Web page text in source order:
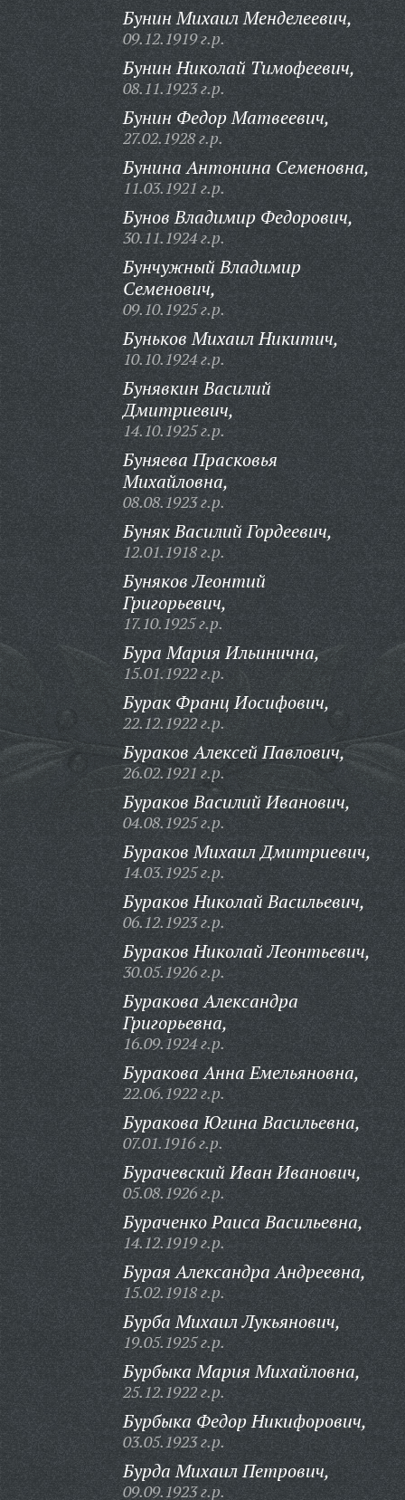
Бунин Михаил Менделеевич,
09.12.1919 г.р.
Бунин Николай Тимофеевич,
08.11.1923 г.р.
Бунин Федор Матвеевич,
27.02.1928 г.р.
Бунина Антонина Семеновна,
11.03.1921 г.р.
Бунов Владимир Федорович,
30.11.1924 г.р.
Бунчужный Владимир
Семенович,
09.10.1925 г.р.
Буньков Михаил Никитич,
10.10.1924 г.р.
Бунявкин Василий
Дмитриевич,
14.10.1925 г.р.
Буняева Прасковья
Михайловна,
08.08.1923 г.р.
Буняк Василий Гордеевич,
12.01.1918 г.р.
Буняков Леонтий
Григорьевич,
17.10.1925 г.р.
Бура Мария Ильинична,
15.01.1922 г.р.
Бурак Франц Иосифович,
22.12.1922 г.р.
Бураков Алексей Павлович,
26.02.1921 г.р.
Бураков Василий Иванович,
04.08.1925 г.р.
Бураков Михаил Дмитриевич,
14.03.1925 г.р.
Бураков Николай Васильевич,
06.12.1923 г.р.
Бураков Николай Леонтьевич,
30.05.1926 г.р.
Буракова Александра
Григорьевна,
16.09.1924 г.р.
Буракова Анна Емельяновна,
22.06.1922 г.р.
Буракова Югина Васильевна,
07.01.1916 г.р.
Бурачевский Иван Иванович,
05.08.1926 г.р.
Бураченко Раиса Васильевна,
14.12.1919 г.р.
Бурая Александра Андреевна,
15.02.1918 г.р.
Бурба Михаил Лукьянович,
19.05.1925 г.р.
Бурбыка Мария Михайловна,
25.12.1922 г.р.
Бурбыка Федор Никифорович,
03.05.1923 г.р.
Бурда Михаил Петрович,
09.09.1923 г.р.